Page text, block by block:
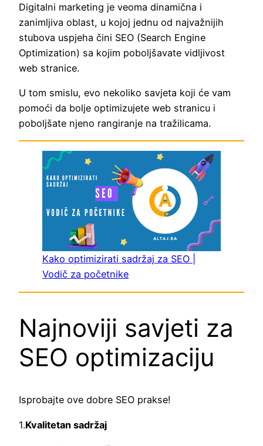
Digitalni marketing je veoma dinamična i
zanimljiva oblast, u kojoj jednu od najvažnijih
stubova uspjeha čini SEO (Search Engine
Optimization) sa kojim poboljšavate vidljivost
web stranice.
U tom smislu, evo nekoliko savjeta koji će vam
pomoći da bolje optimizujete web stranicu i
poboljšate njeno rangiranje na tražilicama.
Kako optimizirati sadržaj za SEO |
Vodič za početnike
Najnoviji savjeti za
SEO optimizaciju
Isprobajte ove dobre SEO prakse!
1.Kvalitetan sadržaj